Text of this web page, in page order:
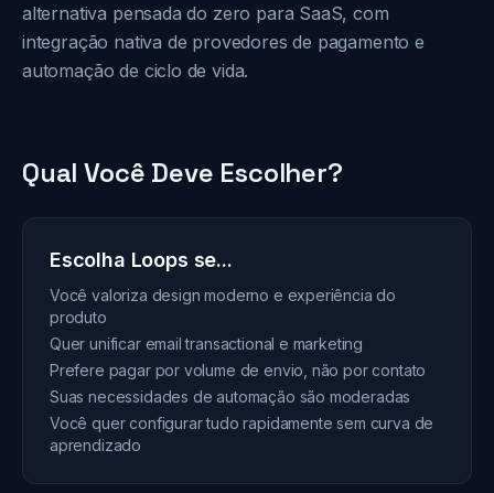
alternativa pensada do zero para SaaS, com
integração nativa de provedores de pagamento e
automação de ciclo de vida.
Qual Você Deve Escolher?
Escolha Loops se...
Você valoriza design moderno e experiência do
produto
Quer unificar email transactional e marketing
Prefere pagar por volume de envio, não por contato
Suas necessidades de automação são moderadas
Você quer configurar tudo rapidamente sem curva de
aprendizado